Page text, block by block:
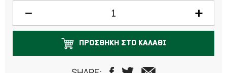
ΠΡΟΣΘΗΚΗ ΣΤΟ ΚΑΛΑΘΙ